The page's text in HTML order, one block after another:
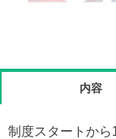
内容
制度スタートから